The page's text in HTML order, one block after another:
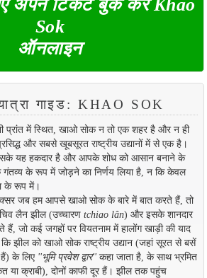
अपने टिकट बुक करें Khao
Sok
ऑनलाइन
यात्रा गाइड: KHAO SOK
प्रांत में स्थित, खाओ सोक न तो एक शहर है और न ही
और सबसे खूबसूरत राष्ट्रीय उद्यानों में से एक है।
यह हकदार है और आपके शोध को आसान बनाने के
के रूप में जोड़ने का निर्णय लिया है, न कि केवल
के रूप में।
जब हम आपसे खाओ सोक के बारे में बात करते हैं, तो
लैन झील (उच्चारण tchiao lân) और इसके शानदार
हैं, जो कई जगहों पर वियतनाम में हालोंग खाड़ी की याद
कि झील को खाओ सोक राष्ट्रीय उद्यान (जहां सूरत से बसें
के लिए ''भूमि प्रवेश द्वार''कहा जाता है, के साथ भ्रमित
या क्राबी), दोनों काफी दूर हैं। झील तक पहुंच